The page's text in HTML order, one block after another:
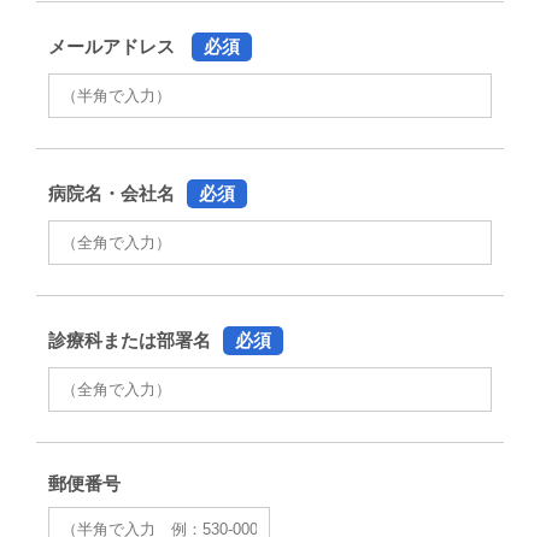
メールアドレス 必須
病院名・会社名 必須
診療科または部署名 必須
郵便番号